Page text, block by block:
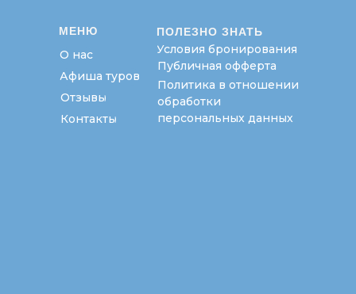
МЕНЮ ПОЛЕЗНО ЗНАТЬ
О нас
Афиша туров
Отзывы
Контакты
Политика в отношении
обработки
персональных данных
Публичная офферта
Условия бронирования